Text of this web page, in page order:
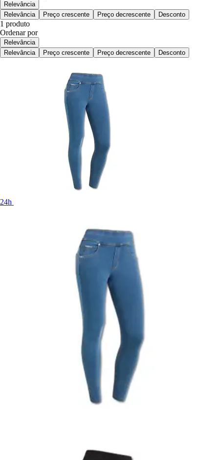
Relevância
Relevância
Preço crescente Preço decrescente Desconto
1 produto
Ordenar por
Relevância
Relevância
Preço crescente Preço decrescente Desconto
24h